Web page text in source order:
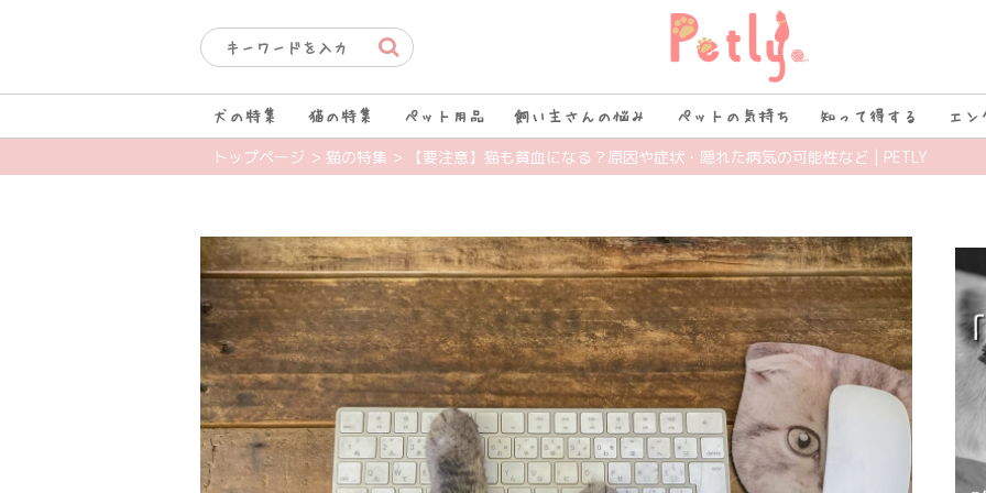
犬の特集 猫の特集 ペット用品 飼い主さんの悩み ペットの気持ち 知って得する エン
トップページ > 猫の特集 > 【要注意】猫も貧血になる？原因や症状・隠れた病気の可能性など | PETLY